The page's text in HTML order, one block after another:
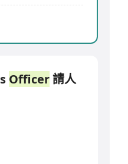
s Officer請人